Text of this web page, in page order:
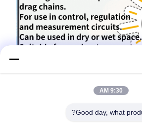
9:30 AM
Good day, what